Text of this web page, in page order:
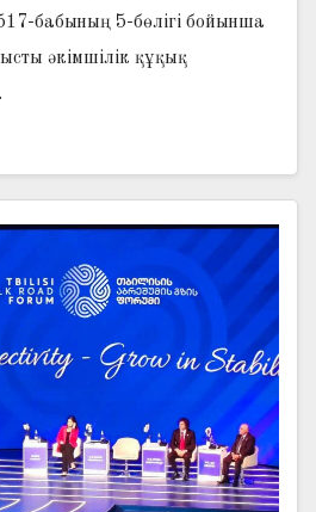
бабының 5-бөлігі бойынша
әкімшілік құқық